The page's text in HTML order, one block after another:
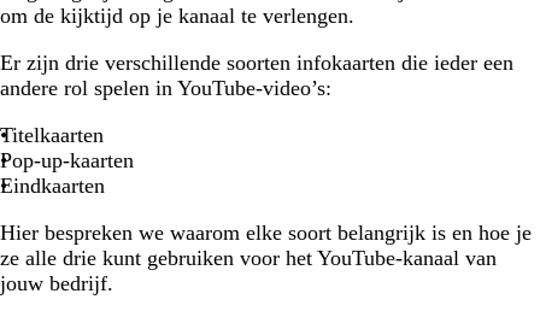
om de kijktijd op je kanaal te verlengen.
Er zijn drie verschillende soorten infokaarten die ieder een
andere rol spelen in YouTube-video’s:
Titelkaarten
Pop-up-kaarten
Eindkaarten
Hier bespreken we waarom elke soort belangrijk is en hoe je
ze alle drie kunt gebruiken voor het YouTube-kanaal van
jouw bedrijf.